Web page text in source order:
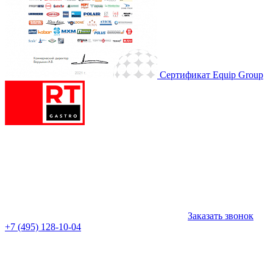
Сертификат Equip Group
Заказать звонок
+7 (495) 128-10-04